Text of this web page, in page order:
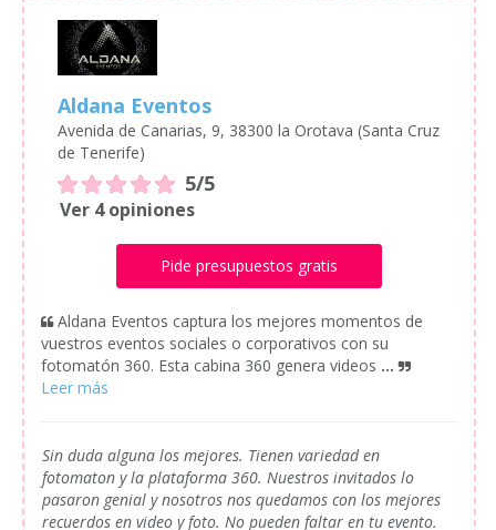
Aldana Eventos
Avenida de Canarias, 9, 38300 la Orotava (Santa Cruz
de Tenerife)
5/5
Ver 4 opiniones
Pide presupuestos gratis
Aldana Eventos captura los mejores momentos de
vuestros eventos sociales o corporativos con su
fotomatón 360. Esta cabina 360 genera videos ...
Sin duda alguna los mejores. Tienen variedad en
fotomaton y la plataforma 360. Nuestros invitados lo
pasaron genial y nosotros nos quedamos con los mejores
recuerdos en video y foto. No pueden faltar en tu evento.